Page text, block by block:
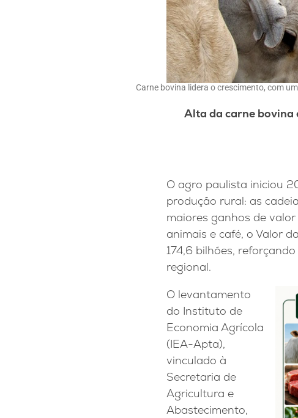
Carne bovina lidera o crescimento, com
Alta da carne bovina
O agro paulista iniciou
produção rural: as
maiores ganhos de
animais e café, o Valor
174,6 bilhões,
regional.
O levantamento
do Instituto de
Economia Agrícola
(IEA-Apta),
vinculado à
Secretaria de
Agricultura e
Abastecimento,